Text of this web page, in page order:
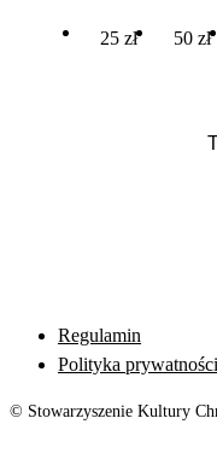
25 zł 50 zł
Regulamin
Polityka prywatności
© Stowarzyszenie Kultury